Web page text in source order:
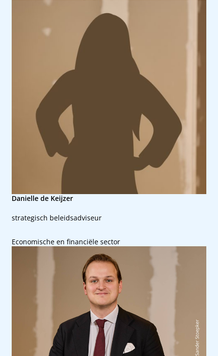
strategisch beleidsadviseur
Danielle de Keijzer
Economische en financiële sector